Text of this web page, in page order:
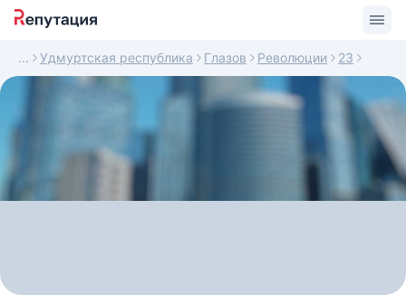
Удмуртская республика Глазов Революции 23